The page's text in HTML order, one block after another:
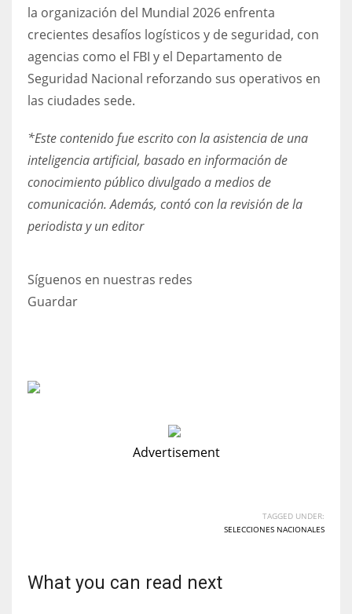
la organización del Mundial 2026 enfrenta
crecientes desafíos logísticos y de seguridad, con
agencias como el FBI y el Departamento de
Seguridad Nacional reforzando sus operativos en
las ciudades sede.
*Este contenido fue escrito con la asistencia de una
inteligencia artificial, basado en información de
conocimiento público divulgado a medios de
comunicación. Además, contó con la revisión de la
periodista y un editor
Síguenos en nuestras redes
Guardar
Advertisement
TAGGED UNDER:
SELECCIONES NACIONALES
What you can read next